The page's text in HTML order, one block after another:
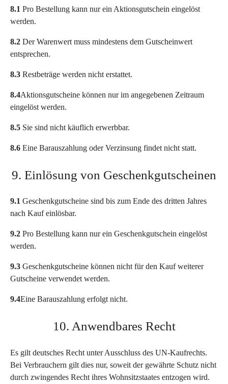
8.1 Pro Bestellung kann nur ein Aktionsgutschein eingelöst
werden.
8.2 Der Warenwert muss mindestens dem Gutscheinwert
entsprechen.
8.3 Restbeträge werden nicht erstattet.
8.4Aktionsgutscheine können nur im angegebenen Zeitraum
eingelöst werden.
8.5 Sie sind nicht käuflich erwerbbar.
8.6 Eine Barauszahlung oder Verzinsung findet nicht statt.
9. Einlösung von Geschenkgutscheinen
9.1 Geschenkgutscheine sind bis zum Ende des dritten Jahres
nach Kauf einlösbar.
9.2 Pro Bestellung kann nur ein Geschenkgutschein eingelöst
werden.
9.3 Geschenkgutscheine können nicht für den Kauf weiterer
Gutscheine verwendet werden.
9.4Eine Barauszahlung erfolgt nicht.
10. Anwendbares Recht
Es gilt deutsches Recht unter Ausschluss des UN-Kaufrechts.
Bei Verbrauchern gilt dies nur, soweit der gewährte Schutz nicht
durch zwingendes Recht ihres Wohnsitzstaates entzogen wird.